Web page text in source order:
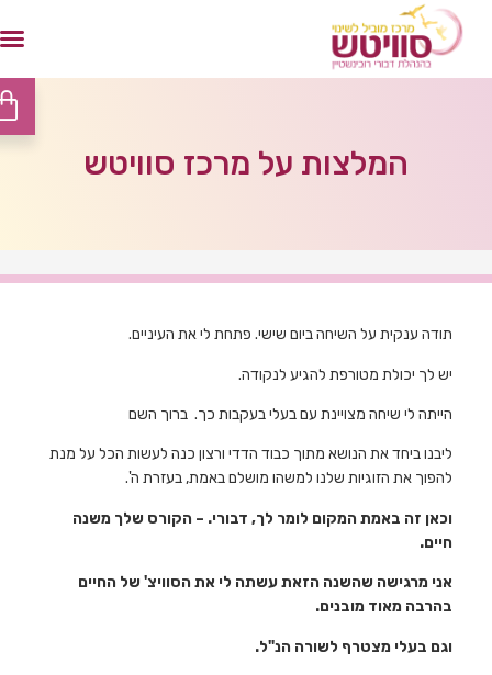
המלצות על מרכז סוויטש
תודה ענקית על השיחה ביום שישי. פתחת לי את העיניים.
יש לך יכולת מטורפת להגיע לנקודה.
הייתה לי שיחה מצויינת עם בעלי בעקבות כך. ברוך השם
ליבנו ביחד את הנושא מתוך כבוד הדדי ורצון כנה לעשות הכל על מנת
להפוך את הזוגיות שלנו למשהו מושלם באמת, בעזרת ה'.
וכאן זה באמת המקום לומר לך, דבורי. – הקורס שלך משנה
חיים.
אני מרגישה שהשנה הזאת עשתה לי את הסוויצ' של החיים
בהרבה מאוד מובנים.
וגם בעלי מצטרף לשורה הנ"ל.